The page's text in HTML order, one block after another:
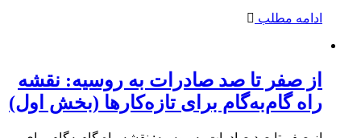
ادامه مطلب
از صفر تا صد صادرات به روسیه: نقشه
راه گام‌به‌گام برای تازه‌کارها (بخش اول)